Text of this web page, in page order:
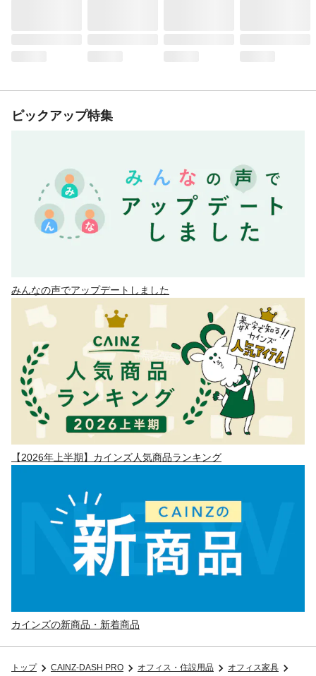
ピックアップ特集
みんなの声でアップデートしました
【2026年上半期】カインズ人気商品ランキング
カインズの新商品・新着商品
トップ CAINZ-DASH PRO オフィス・住設用品
オフィス家具